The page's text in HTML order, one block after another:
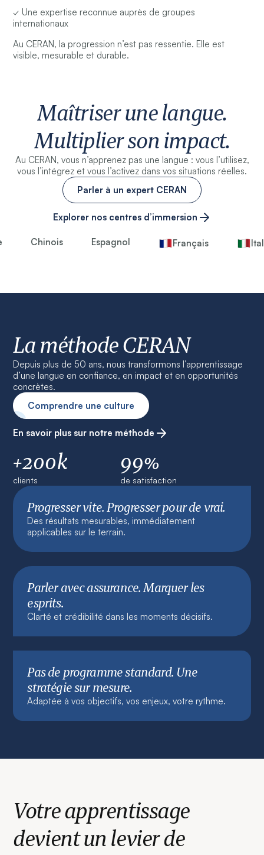
✓ Une expertise reconnue auprès de groupes
internationaux
Au CERAN, la progression n’est pas ressentie. Elle est
visible, mesurable et durable.
Maîtriser une langue.
Multiplier son impact.
Au CERAN, vous n’apprenez pas une langue : vous l’utilisez,
vous l’intégrez et vous l’activez dans vos situations réelles.
Parler à un expert CERAN
Explorer nos centres d’immersion
Chinois Espagnol Français
La méthode CERAN
Depuis plus de 50 ans, nous transformons l’apprentissage
d’une langue en confiance, en impact et en opportunités
concrètes.
Comprendre une culture
En savoir plus sur notre méthode
+200k
clients
99%
de satisfaction
Progresser vite. Progresser pour de vrai.
Des résultats mesurables, immédiatement
applicables sur le terrain.
Parler avec assurance. Marquer les
esprits.
Clarté et crédibilité dans les moments décisifs.
Pas de programme standard. Une
stratégie sur mesure.
Adaptée à vos objectifs, vos enjeux, votre rythme.
Votre apprentissage
devient un levier de